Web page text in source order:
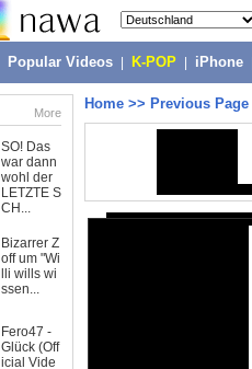
Popular Videos K-POP iPhone
More
SO! Das
war dann
wohl der
LETZTE S
CH...
Bizarrer Z
off um "Wi
lli wills wi
ssen...
Fero47 -
Glück (Off
icial Vide
Home >> Previous Page